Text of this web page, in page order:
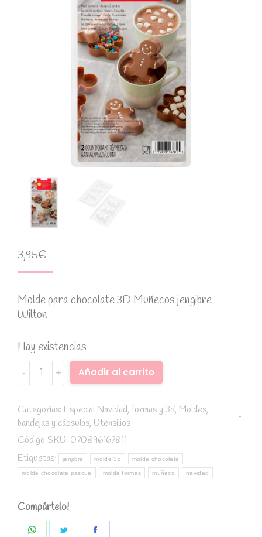
3,95€
Molde para chocolate 3D Muñecos jengibre –
Wilton
Hay existencias
Molde
para
3D
Muñecos
jengibre
-
Wilton
Añadir al carrito
Categorías: Especial Navidad, formas y 3d, Moldes,
bandejas y cápsulas, Utensilios
Código SKU: 070896167811
Etiquetas:
jenjibre molde 3d molde chocolate
molde chocolate pascua molde formas muñeco navidad
Compártelo!